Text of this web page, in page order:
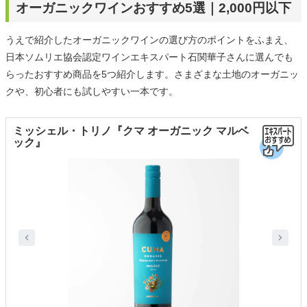
オーガニックワインおすすめ5選｜2,000円以下
うえで紹介したオーガニックワインの選び方のポイントをふまえ、
日本ソムリエ協会認定ワインエキスパート石関華子さんに選んでも
らったおすすめ商品を5つ紹介します。さまざまな土地のオーガニッ
クや、初心者にも試しやすい一本です。
ミッシェル・トリノ『クマ オーガニック マルベ
ック』